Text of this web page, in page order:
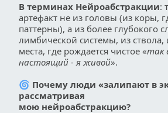
В терминах Нейроабстракции:
артефакт не из головы (из коры,
паттерны), а из более глубокого
лимбической системы, из ствола,
места, где рождается чистое «так
настоящий - я живой».
🌀 Почему люди «залипают в
рассматривая
мою нейроабстракцию?